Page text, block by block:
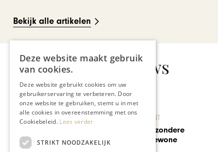
Bekijk alle artikelen
Gerelateerd nieuws
BRANDED CONTENT
Óngerwaeg: Bijzondere
verhalen van gewone
Deze website maakt gebruik
van cookies.
Deze website gebruikt cookies om uw
gebruikerservaring te verbeteren. Door
onze website te gebruiken, stemt u in met
alle cookies in overeenstemming met ons
Cookiebeleid. Lees verder
STRIKT NOODZAKELIJK